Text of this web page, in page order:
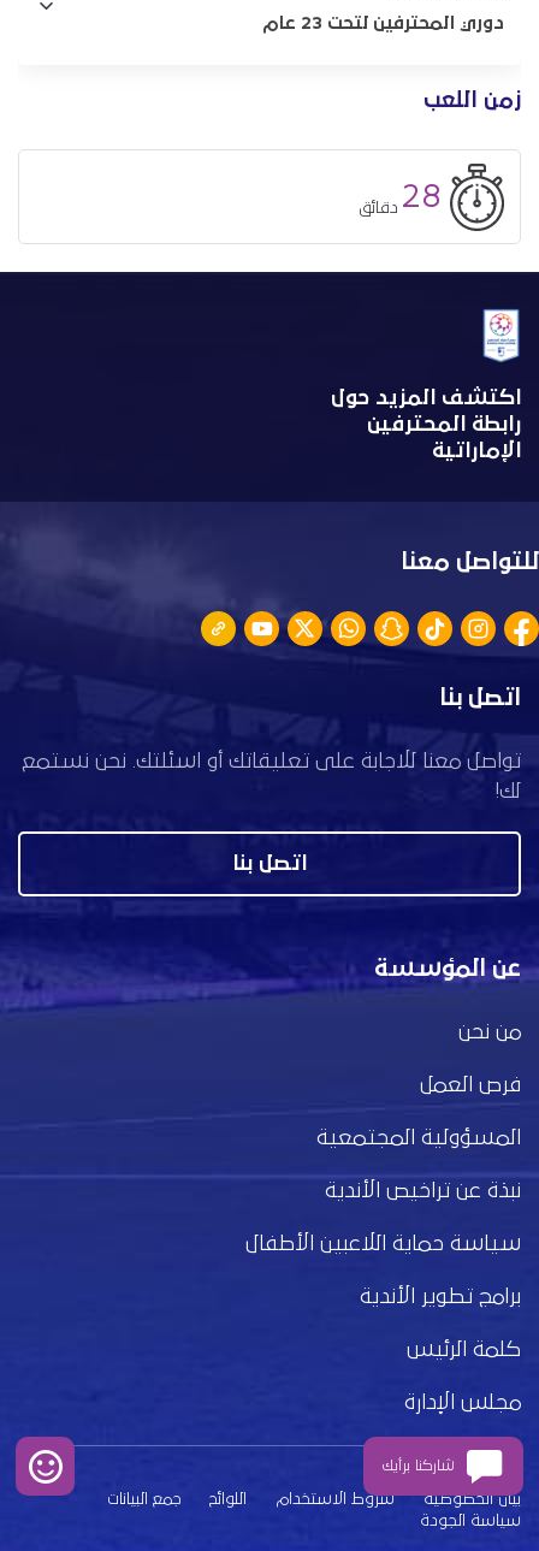
زمن اللعب
28 دقائق
دوري المحترفين لتحت 23 عام
اكتشف المزيد حول
رابطة المحترفين
الإماراتية
للتواصل معنا
اتصل بنا
تواصل معنا للاجابة على تعليقاتك أو اسئلتك. نحن نستمع
لك!
اتصل بنا
عن المؤسسة
من نحن
فرص العمل
المسؤولية المجتمعية
نبذة عن تراخيص الأندية
سياسة حماية اللاعبين الأطفال
برامج تطوير الأندية
كلمة الرئيس
مجلس الإدارة
بيان الخصوصية شروط الاستخدام اللوائح
جمع البيانات
سياسة الجودة
شاركنا برأيك